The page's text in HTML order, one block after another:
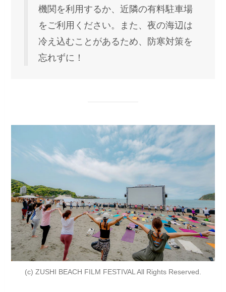
機関を利用するか、近隣の有料駐車場
をご利用ください。また、夜の海辺は
冷え込むことがあるため、防寒対策を
忘れずに！
(c) ZUSHI BEACH FILM FESTIVAL All Rights Reserved.